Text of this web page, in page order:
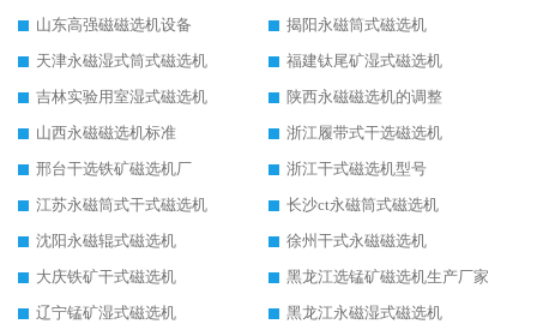
山东高强磁磁选机设备
揭阳永磁筒式磁选机
天津永磁湿式筒式磁选机
福建钛尾矿湿式磁选机
吉林实验用室湿式磁选机
陕西永磁磁选机的调整
山西永磁磁选机标准
浙江履带式干选磁选机
邢台干选铁矿磁选机厂
浙江干式磁选机型号
江苏永磁筒式干式磁选机
长沙ct永磁筒式磁选机
沈阳永磁辊式磁选机
徐州干式永磁磁选机
大庆铁矿干式磁选机
黑龙江选锰矿磁选机生产厂家
辽宁锰矿湿式磁选机
黑龙江永磁湿式磁选机